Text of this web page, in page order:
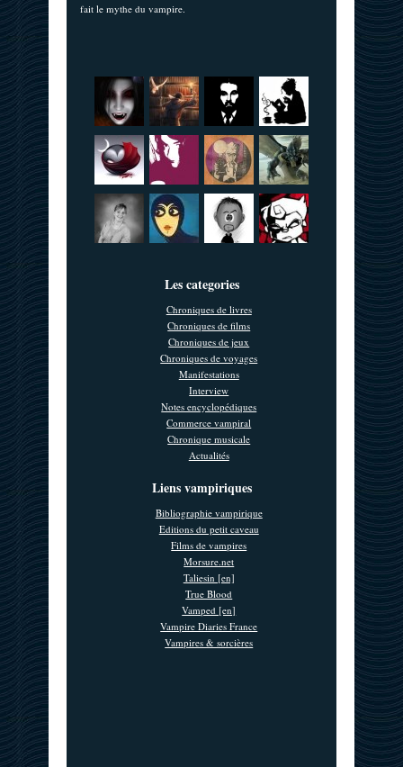
fait le mythe du vampire.
Les categories
Chroniques de livres
Chroniques de films
Chroniques de jeux
Chroniques de voyages
Manifestations
Interview
Notes encyclopédiques
Commerce vampiral
Chronique musicale
Actualités
Liens vampiriques
Bibliographie vampirique
Editions du petit caveau
Films de vampires
Morsure.net
Taliesin [en]
True Blood
Vamped [en]
Vampire Diaries France
Vampires & sorcières